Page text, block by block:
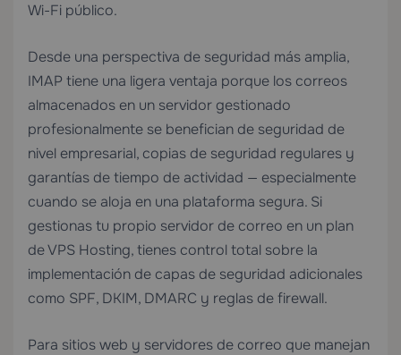
Wi-Fi público.
Desde una perspectiva de seguridad más amplia,
IMAP tiene una ligera ventaja porque los correos
almacenados en un servidor gestionado
profesionalmente se benefician de seguridad de
nivel empresarial, copias de seguridad regulares y
garantías de tiempo de actividad — especialmente
cuando se aloja en una plataforma segura. Si
gestionas tu propio servidor de correo en un plan
deVPS Hosting, tienes control total sobre la
implementación de capas de seguridad adicionales
como SPF, DKIM, DMARC y reglas de firewall.
Para sitios web y servidores de correo que manejan